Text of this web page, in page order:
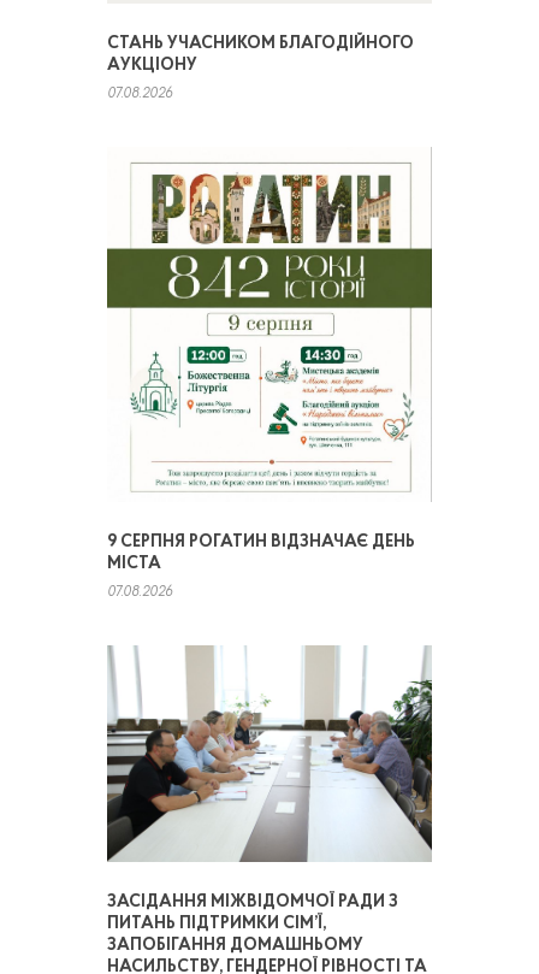
СТАНЬ УЧАСНИКОМ БЛАГОДІЙНОГО
АУКЦІОНУ
07.08.2026
9 СЕРПНЯ РОГАТИН ВІДЗНАЧАЄ ДЕНЬ
МІСТА
07.08.2026
ЗАСІДАННЯ МІЖВІДОМЧОЇ РАДИ З
ПИТАНЬ ПІДТРИМКИ СІМ’Ї,
ЗАПОБІГАННЯ ДОМАШНЬОМУ
НАСИЛЬСТВУ, ГЕНДЕРНОЇ РІВНОСТІ ТА